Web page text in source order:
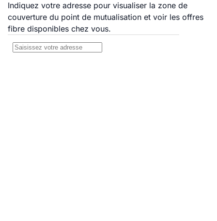
Indiquez votre adresse pour visualiser la zone de
couverture du point de mutualisation et voir les offres
fibre disponibles chez vous.